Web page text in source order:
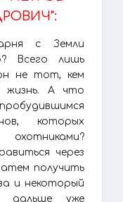
с Земли
Всего лишь
не тот, кем
жизнь. А что
которых
через
получить
и некоторый
уже